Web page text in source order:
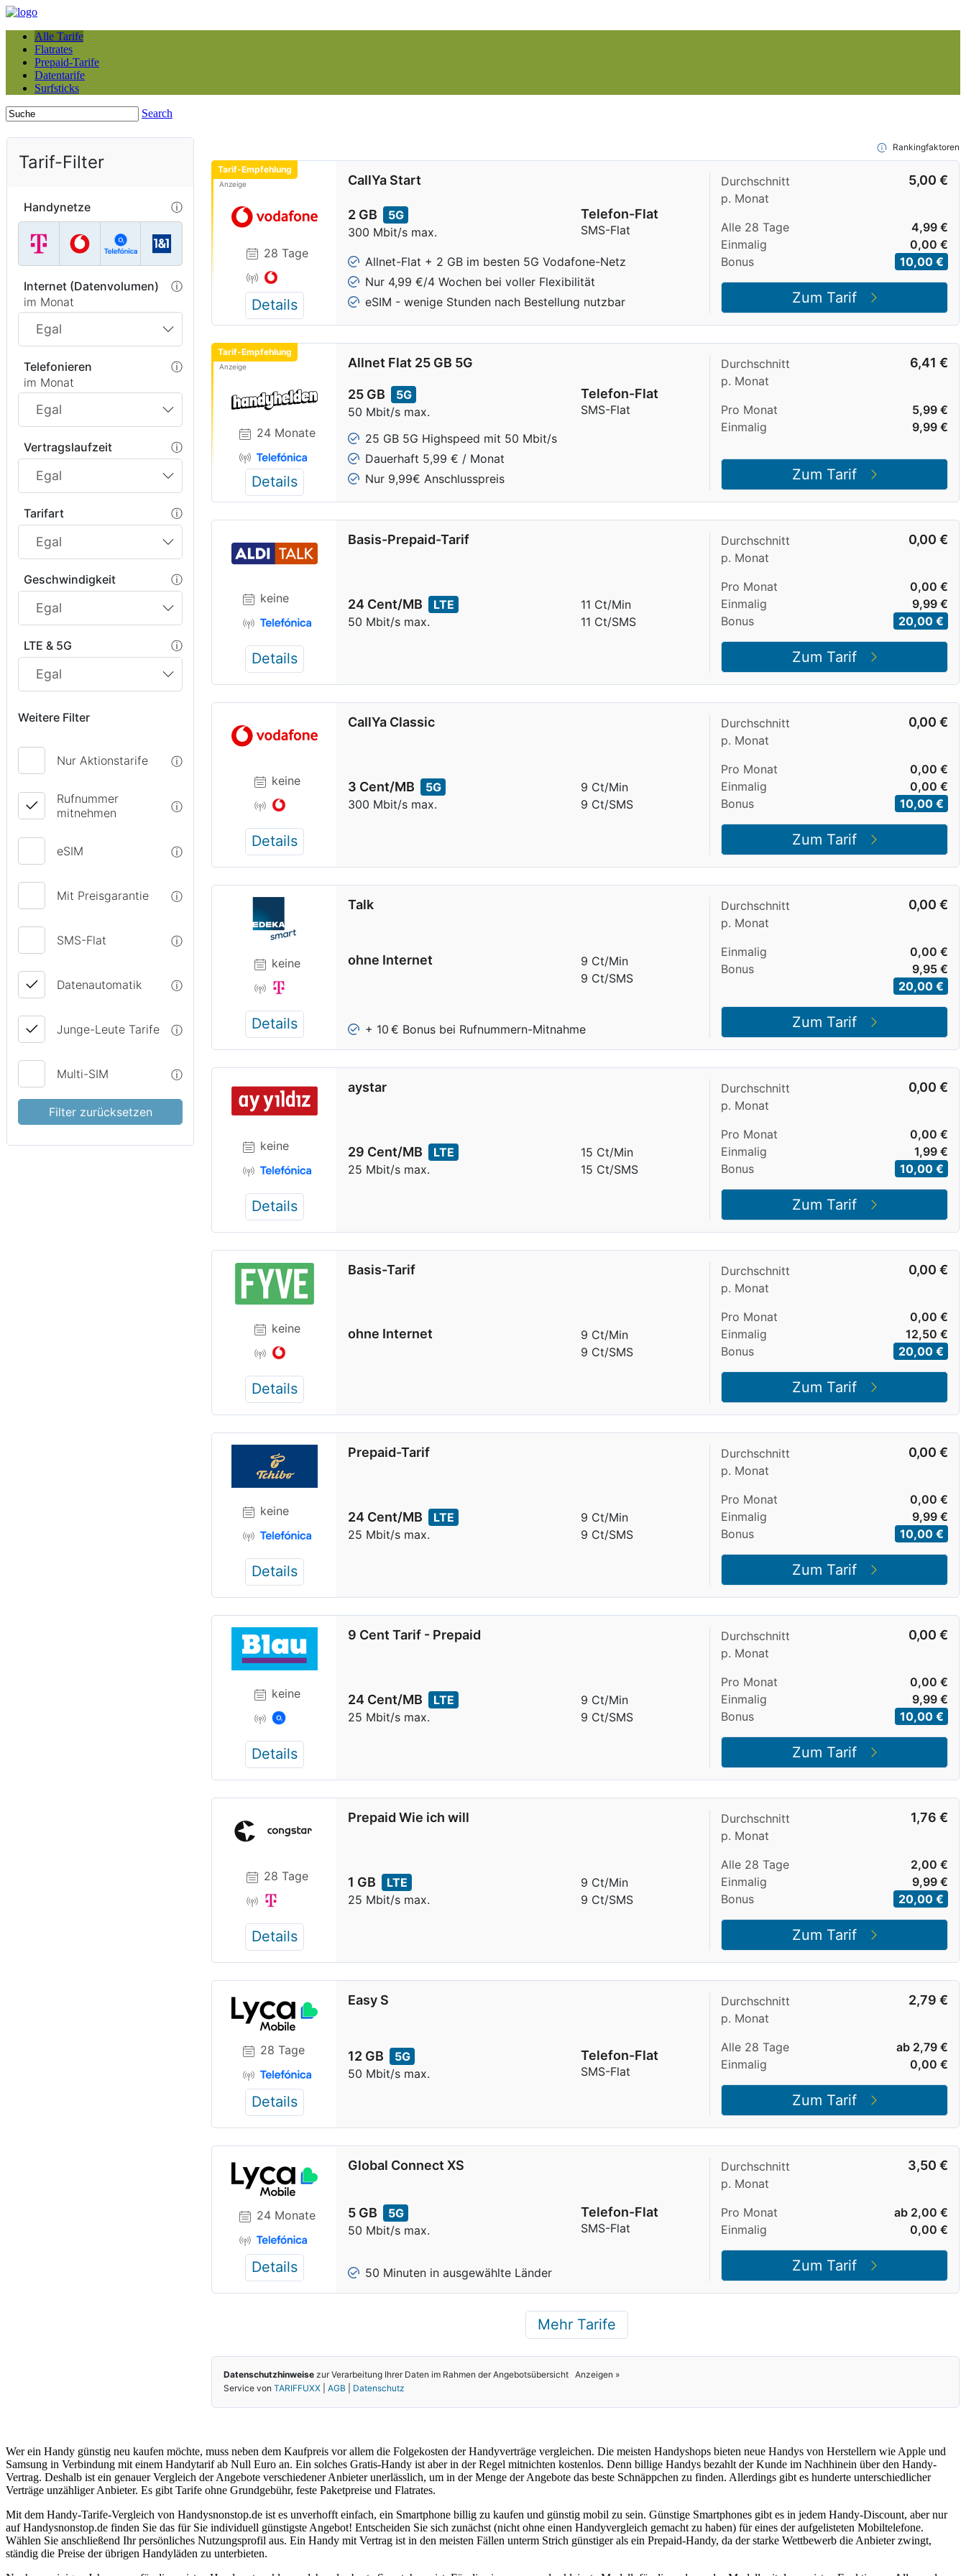
Alle Tarife
Flatrates
Prepaid-Tarife
Datentarife
Surfsticks
Search
Wer ein Handy günstig neu kaufen möchte, muss neben dem Kaufpreis vor allem die Folgekosten der Handyverträge vergleichen. Die meisten Handyshops bieten neue Handys von Herstellern wie Apple und
Samsung in Verbindung mit einem Handytarif ab Null Euro an. Ein solches Gratis-Handy ist aber in der Regel mitnichten kostenlos. Denn billige Handys bezahlt der Kunde im Nachhinein über den Handy-
Vertrag. Deshalb ist ein genauer Vergleich der Angebote verschiedener Anbieter unerlässlich, um in der Menge der Angebote das beste Schnäppchen zu finden. Allerdings gibt es hunderte unterschiedlicher
Verträge unzähliger Anbieter. Es gibt Tarife ohne Grundgebühr, feste Paketpreise und Flatrates.
Mit dem Handy-Tarife-Vergleich von Handysnonstop.de ist es unverhofft einfach, ein Smartphone billig zu kaufen und günstig mobil zu sein. Günstige Smartphones gibt es in jedem Handy-Discount, aber nur
auf Handysnonstop.de finden Sie das für Sie individuell günstigste Angebot! Entscheiden Sie sich zunächst (nicht ohne einen Handyvergleich gemacht zu haben) für eines der aufgelisteten Mobiltelefone.
Wählen Sie anschließend Ihr persönliches Nutzungsprofil aus. Ein Handy mit Vertrag ist in den meisten Fällen unterm Strich günstiger als ein Prepaid-Handy, da der starke Wettbewerb die Anbieter zwingt,
ständig die Preise der übrigen Handyläden zu unterbieten.